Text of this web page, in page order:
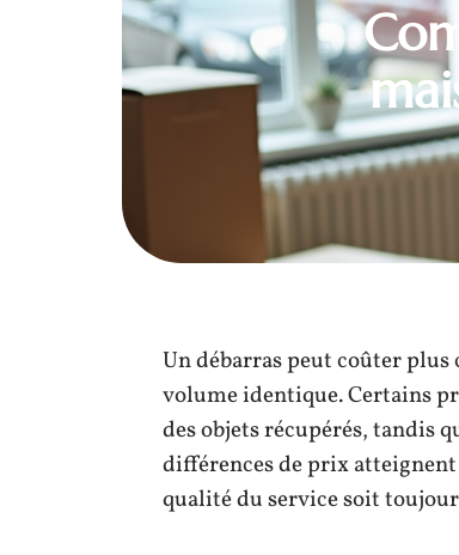
Un débarras peut coûter
volume identique. Certains
des objets récupérés, tandis
différences de prix atteignent
qualité du service soit